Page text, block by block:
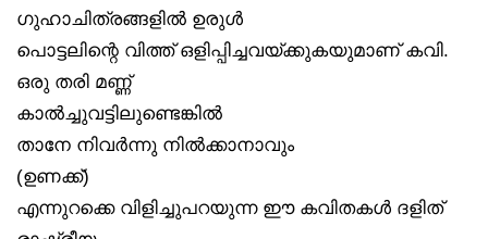
ഗുഹാചിത്രങ്ങളിൽ ഉരുൾ
പൊട്ടലിന്റെ വിത്ത് ഒളിപ്പിച്ചവയ്ക്കുകയുമാണ് കവി.
ഒരു തരി മണ്ണ്
കാൽച്ചുവട്ടിലുണ്ടെങ്കിൽ
താനേ നിവർന്നു നിൽക്കാനാവും
(ഉണക്ക്)
എന്നുറക്കെ വിളിച്ചുപറയുന്ന ഈ കവിതകൾ ദളിത്